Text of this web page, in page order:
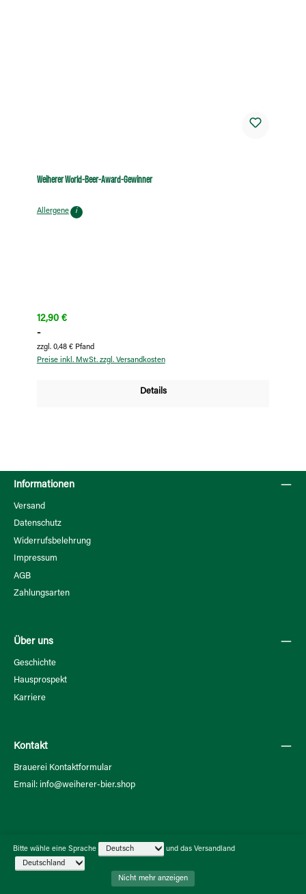
Weiherer World-Beer-Award-Gewinner
Allergene i
Regulärer Preis:
12,90 €
-
zzgl. 0,48 € Pfand
Preise inkl. MwSt. zzgl. Versandkosten
Details
Informationen
Versand
Datenschutz
Widerrufsbelehrung
Impressum
AGB
Zahlungsarten
Über uns
Geschichte
Hausprospekt
Karriere
Kontakt
Brauerei Kontaktformular
Email: info@weiherer-bier.shop
Bitte wähle eine Sprache und das Versandland
Nicht mehr anzeigen